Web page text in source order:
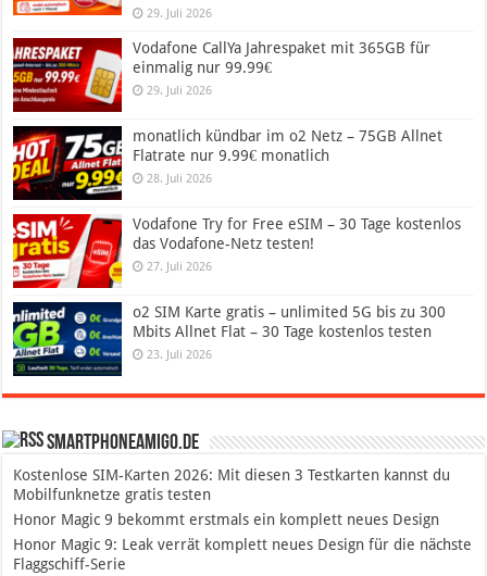
29. Juli 2026
Vodafone CallYa Jahrespaket mit 365GB für
einmalig nur 99.99€
29. Juli 2026
monatlich kündbar im o2 Netz – 75GB Allnet
Flatrate nur 9.99€ monatlich
28. Juli 2026
Vodafone Try for Free eSIM – 30 Tage kostenlos
das Vodafone-Netz testen!
27. Juli 2026
o2 SIM Karte gratis – unlimited 5G bis zu 300
Mbits Allnet Flat – 30 Tage kostenlos testen
23. Juli 2026
SmartphoneAmigo.de
Kostenlose SIM-Karten 2026: Mit diesen 3 Testkarten kannst du
Mobilfunknetze gratis testen
Honor Magic 9 bekommt erstmals ein komplett neues Design
Honor Magic 9: Leak verrät komplett neues Design für die nächste
Flaggschiff-Serie